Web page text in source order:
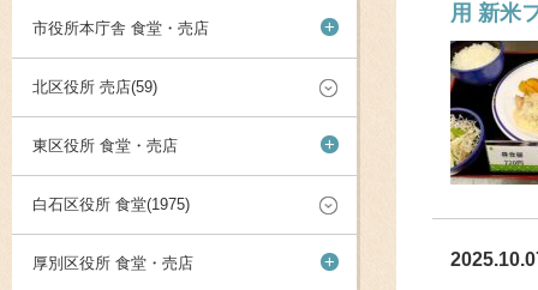
市役所本庁舎 食堂・売店 +
北区役所 売店(59)
東区役所 食堂・売店 +
白石区役所 食堂(1975)
厚別区役所 食堂・売店 +
用 新米